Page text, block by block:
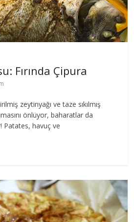
Fırında Çipura
zeytinyağı ve taze sıkılmış
önlüyor, baharatlar da
Patates, havuç ve